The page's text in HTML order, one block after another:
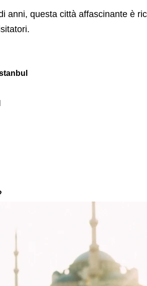
anni, questa città affascinante è